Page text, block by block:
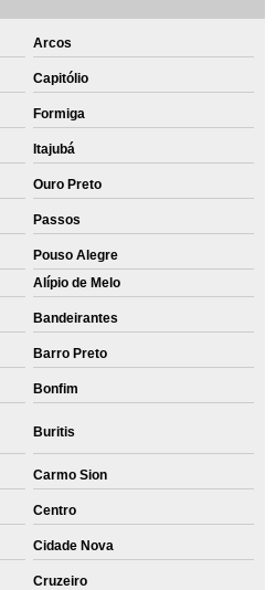
Arcos
Capitólio
Formiga
Itajubá
Ouro Preto
Passos
Pouso Alegre
Alípio de Melo
Bandeirantes
Barro Preto
Bonfim
Buritis
Carmo Sion
Centro
Cidade Nova
Cruzeiro